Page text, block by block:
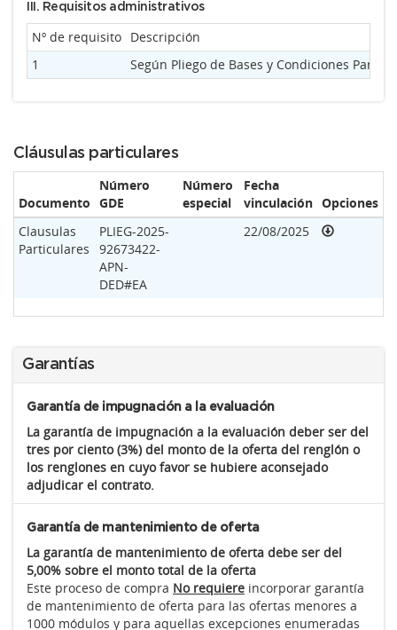
III. Requisitos administrativos
Nº de requisito Descripción
1
Según Pliego de Bases y Condiciones
Cláusulas particulares
Documento
Número
GDE
Número
especial
Fecha
vinculación Opciones
Clausulas
Particulares
PLIEG-2025-
92673422-
APN-
DED#EA
22/08/2025
Garantías
Garantía de impugnación a la evaluación
La garantía de impugnación a la evaluación deber ser del
tres por ciento (3%) del monto de la oferta del renglón o
los renglones en cuyo favor se hubiere aconsejado
adjudicar el contrato.
Garantía de mantenimiento de oferta
La garantía de mantenimiento de oferta debe ser del
5,00% sobre el monto total de la oferta
Este proceso de compra No requiere incorporar garantía
de mantenimiento de oferta para las ofertas menores a
1000 módulos y para aquellas excepciones enumeradas